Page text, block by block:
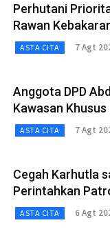
Perhutani
Rawan
ASTA CITA 7 Agt
Anggota DPD
Kawasan
ASTA CITA 7 Agt
Cegah Karhutla
Perintahkan
ASTA CITA 6 Agt